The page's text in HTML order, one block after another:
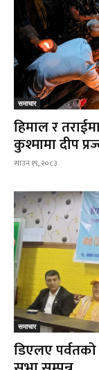
समाचार
हिमाल र
कुश्मामा दीप
साउन १९, २०८३
समाचार
डिएलए